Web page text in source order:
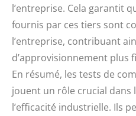
l’entreprise. Cela garantit
fournis par ces tiers sont
l’entreprise, contribuant
d’approvisionnement plus
En résumé, les tests de
jouent un rôle crucial dans
l’efficacité industrielle. Ils